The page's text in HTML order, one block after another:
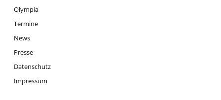
Olympia
Termine
News
Presse
Datenschutz
Impressum